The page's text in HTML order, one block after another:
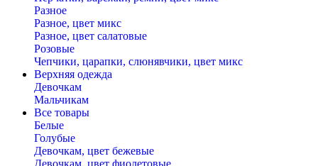
Разное
Разное, цвет микс
Разное, цвет салатовые
Розовые
Чепчики, царапки, слюнявчики, цвет микс
Верхняя одежда
Девочкам
Мальчикам
Все товары
Белые
Голубые
Девочкам, цвет бежевые
Девочкам, цвет фиолетовые